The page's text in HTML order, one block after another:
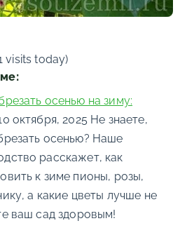
visits today)
осенью на зиму:
октября, 2025 Не знаете,
осенью? Наше
расскажет, как
к зиме пионы, розы,
а какие цветы лучше не
ваш сад здоровым!